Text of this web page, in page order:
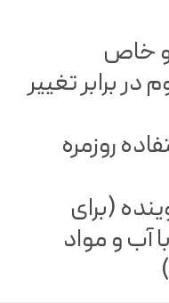
خاص
برابر تغییر
روزمره
(برای
آب و مواد